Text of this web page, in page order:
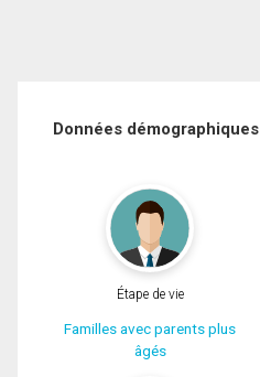
Données démographiques
Étape de vie
Familles avec parents plus
âgés